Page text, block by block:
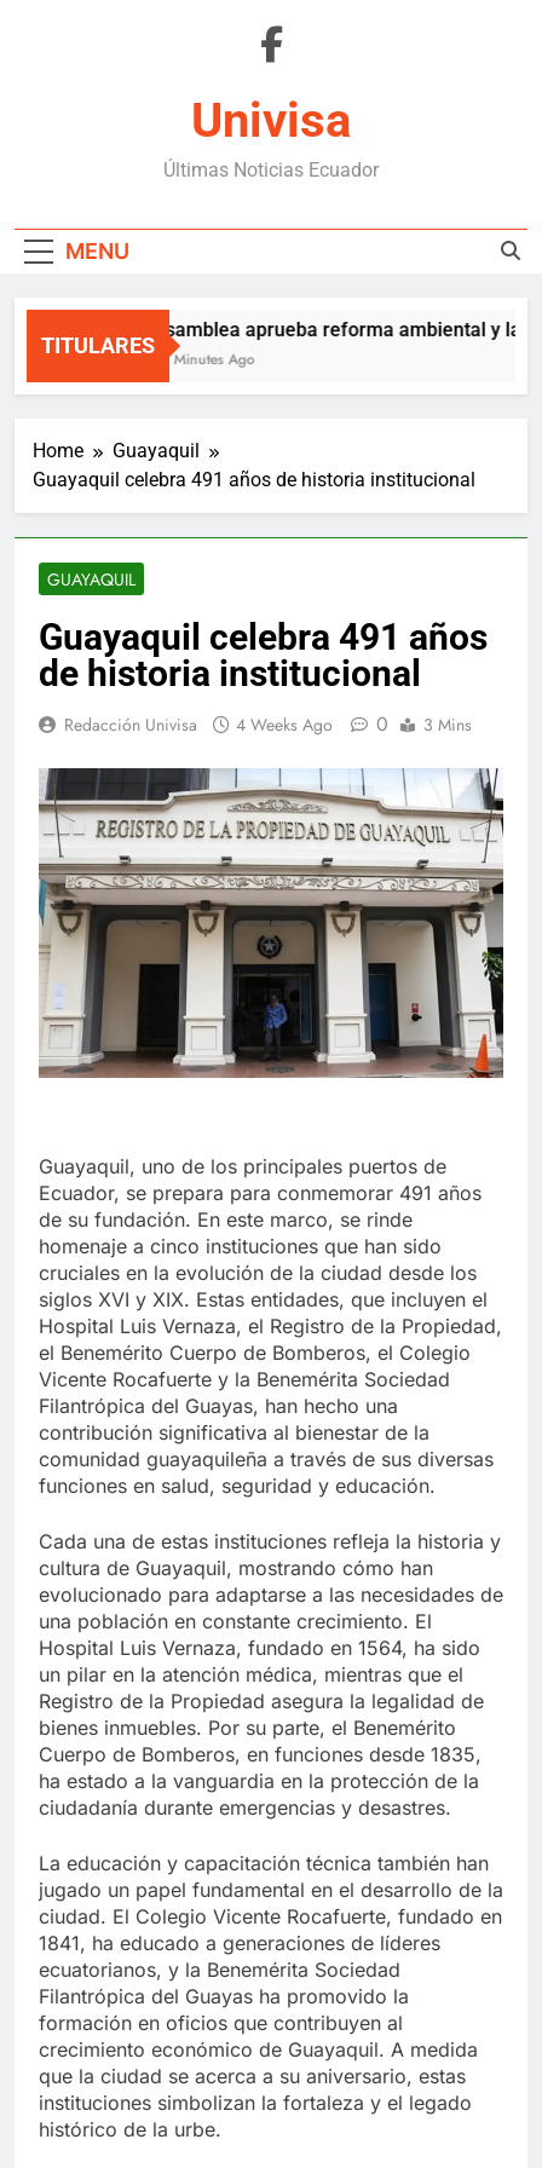
Univisa
Últimas Noticias Ecuador
MENU
TITULARES
Asamblea aprueba reforma ambiental y la
32 Minutes Ago
Home
Guayaquil
Guayaquil celebra 491 años de historia institucional
GUAYAQUIL
Guayaquil celebra 491 años
de historia institucional
Redacción Univisa 4 Weeks Ago 0 3 Mins
Guayaquil, uno de los principales puertos de
Ecuador, se prepara para conmemorar 491 años
de su fundación. En este marco, se rinde
homenaje a cinco instituciones que han sido
cruciales en la evolución de la ciudad desde los
siglos XVI y XIX. Estas entidades, que incluyen el
Hospital Luis Vernaza, el Registro de la Propiedad,
el Benemérito Cuerpo de Bomberos, el Colegio
Vicente Rocafuerte y la Benemérita Sociedad
Filantrópica del Guayas, han hecho una
contribución significativa al bienestar de la
comunidad guayaquileña a través de sus diversas
funciones en salud, seguridad y educación.
Cada una de estas instituciones refleja la historia y
cultura de Guayaquil, mostrando cómo han
evolucionado para adaptarse a las necesidades de
una población en constante crecimiento. El
Hospital Luis Vernaza, fundado en 1564, ha sido
un pilar en la atención médica, mientras que el
Registro de la Propiedad asegura la legalidad de
bienes inmuebles. Por su parte, el Benemérito
Cuerpo de Bomberos, en funciones desde 1835,
ha estado a la vanguardia en la protección de la
ciudadanía durante emergencias y desastres.
La educación y capacitación técnica también han
jugado un papel fundamental en el desarrollo de la
ciudad. El Colegio Vicente Rocafuerte, fundado en
1841, ha educado a generaciones de líderes
ecuatorianos, y la Benemérita Sociedad
Filantrópica del Guayas ha promovido la
formación en oficios que contribuyen al
crecimiento económico de Guayaquil. A medida
que la ciudad se acerca a su aniversario, estas
instituciones simbolizan la fortaleza y el legado
histórico de la urbe.